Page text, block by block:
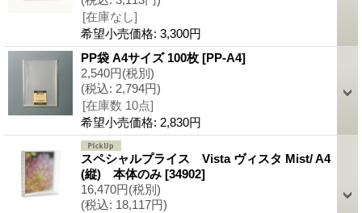
[在庫なし]
希望小売価格: 3,300円
PP袋 A4サイズ 100枚 [PP-A4]
2,540円(税別)
(税込: 2,794円)
[在庫数 10点]
希望小売価格: 2,830円
スペシャルプライス Vista ヴィスタ Mist/ A4
(縦) 本体のみ [34902]
16,470円(税別)
(税込: 18,117円)